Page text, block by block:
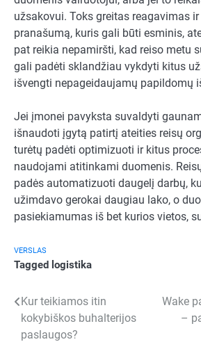
užsakovui. Toks greitas reagavimas
pranašumą, kuris gali būti esminis,
pat reikia nepamiršti, kad reiso metu
gali padėti sklandžiau vykdyti kitus
išvengti nepageidaujamų papildomų
Jei įmonei pavyksta suvaldyti
išnaudoti įgytą patirtį ateities reisų
turėtų padėti optimizuoti ir kitus
naudojami atitinkami duomenis.
padės automatizuoti daugelį darbų,
užimdavo gerokai daugiau lako, o
pasiekiamumas iš bet kurios vietos,
VERSLAS
Tagged logistika
Navigacija
tarp
Kur teikiamos itin
kokybiškos buhalterijos
paslaugos?
Wake
–